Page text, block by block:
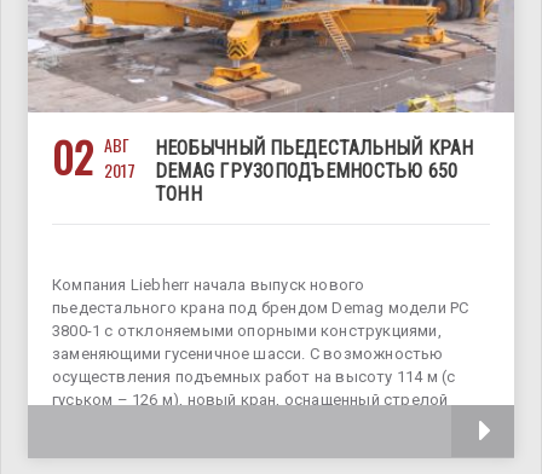
02 АВГ
2017
НЕОБЫЧНЫЙ ПЬЕДЕСТАЛЬНЫЙ КРАН
DEMAG ГРУЗОПОДЪЕМНОСТЬЮ 650
ТОНН
Компания Liebherr начала выпуск нового
пьедестального крана под брендом Demag модели PC
3800-1 с отклоняемыми опорными конструкциями,
заменяющими гусеничное шасси. С возможностью
осуществления подъемных работ на высоту 114 м (с
гуськом – 126 м), новый кран, оснащенный стрелой